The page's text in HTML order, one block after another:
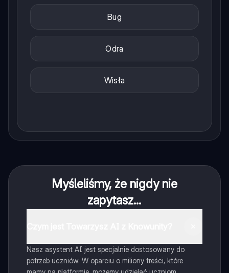
Bug
Odra
Wisła
Myśleliśmy, że nigdy nie
zapytasz...
Nasz asystent AI jest specjalnie dostosowany do
potrzeb uczniów. W oparciu o miliony treści, które